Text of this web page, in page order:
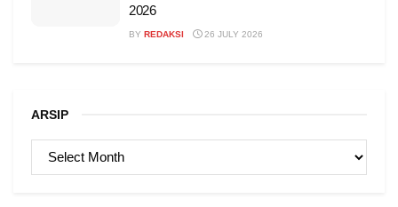
2026
BY REDAKSI 26 JULY 2026
ARSIP
ARSIP